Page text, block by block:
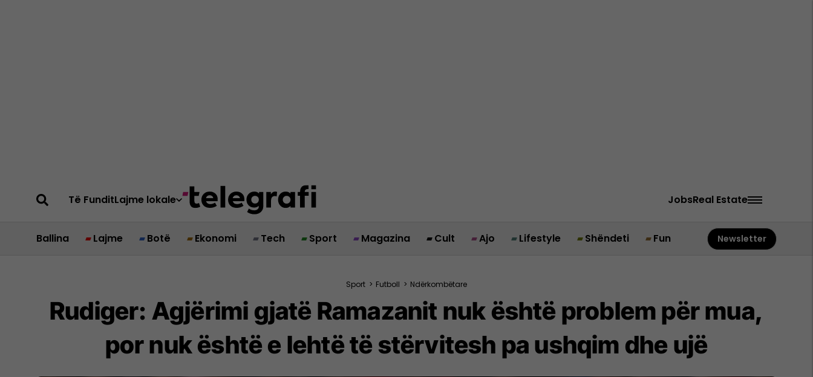
Të FunditLajme lokale JobsReal Estate
Ballina Lajme Botë Ekonomi Tech Sport Magazina Cult Ajo Lifestyle Shëndeti Fun Newsletter
Sport > Futboll > Ndërkombëtare
Rudiger: Agjërimi gjatë Ramazanit nuk është problem për mua,
por nuk është e lehtë të stërvitesh pa ushqim dhe ujë